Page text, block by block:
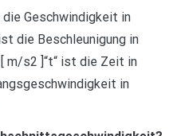
die Geschwindigkeit in
die Beschleunigung in
m/s2 ]“t“ ist die Zeit in
in